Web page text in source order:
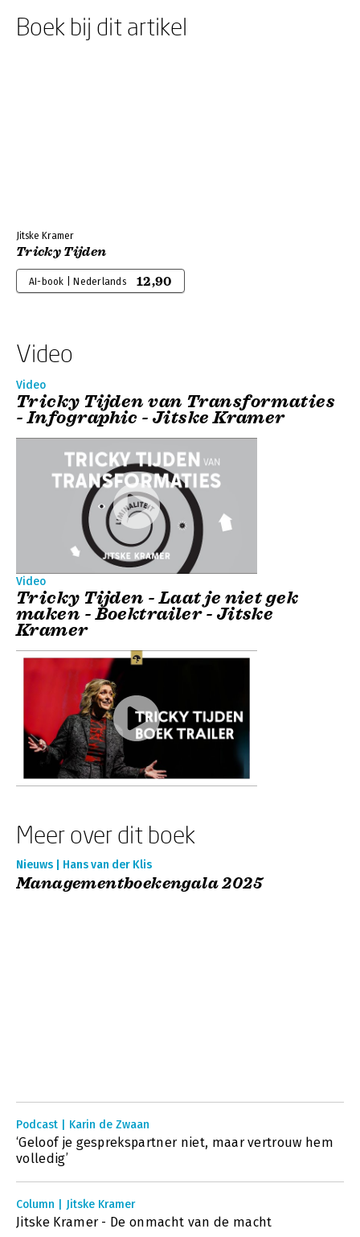
Boek bij dit artikel
Jitske Kramer
Tricky Tijden
AI-book | Nederlands 12,90
Video
Video
Tricky Tijden van Transformaties
- Infographic - Jitske Kramer
Video
Tricky Tijden - Laat je niet gek
maken - Boektrailer - Jitske
Kramer
Meer over dit boek
Nieuws | Hans van der Klis
Managementboekengala 2025
Podcast | Karin de Zwaan
‘Geloof je gesprekspartner niet, maar vertrouw hem
volledig’
Column | Jitske Kramer
Jitske Kramer - De onmacht van de macht